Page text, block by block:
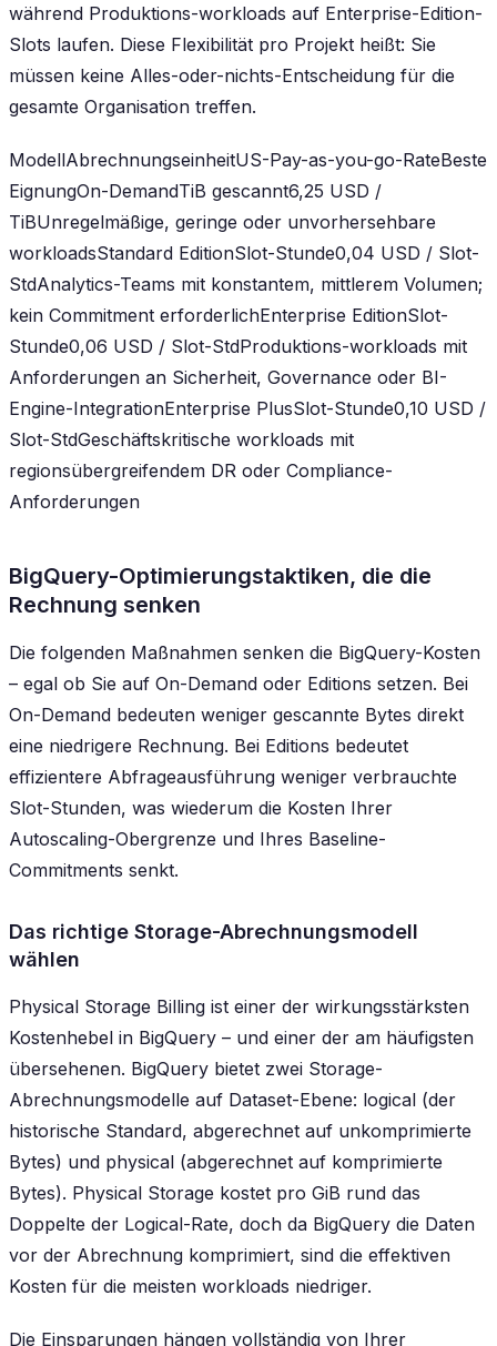
während Produktions-workloads auf Enterprise-Edition-
Slots laufen. Diese Flexibilität pro Projekt heißt: Sie
müssen keine Alles-oder-nichts-Entscheidung für die
gesamte Organisation treffen.
ModellAbrechnungseinheitUS-Pay-as-you-go-RateBeste
EignungOn-DemandTiB gescannt6,25 USD /
TiBUnregelmäßige, geringe oder unvorhersehbare
workloadsStandard EditionSlot-Stunde0,04 USD / Slot-
StdAnalytics-Teams mit konstantem, mittlerem Volumen;
kein Commitment erforderlichEnterprise EditionSlot-
Stunde0,06 USD / Slot-StdProduktions-workloads mit
Anforderungen an Sicherheit, Governance oder BI-
Engine-IntegrationEnterprise PlusSlot-Stunde0,10 USD /
Slot-StdGeschäftskritische workloads mit
regionsübergreifendem DR oder Compliance-
Anforderungen
BigQuery-Optimierungstaktiken, die die
Rechnung senken
Die folgenden Maßnahmen senken die BigQuery-Kosten
– egal ob Sie auf On-Demand oder Editions setzen. Bei
On-Demand bedeuten weniger gescannte Bytes direkt
eine niedrigere Rechnung. Bei Editions bedeutet
effizientere Abfrageausführung weniger verbrauchte
Slot-Stunden, was wiederum die Kosten Ihrer
Autoscaling-Obergrenze und Ihres Baseline-
Commitments senkt.
Das richtige Storage-Abrechnungsmodell
wählen
Physical Storage Billing ist einer der wirkungsstärksten
Kostenhebel in BigQuery – und einer der am häufigsten
übersehenen. BigQuery bietet zwei Storage-
Abrechnungsmodelle auf Dataset-Ebene: logical (der
historische Standard, abgerechnet auf unkomprimierte
Bytes) und physical (abgerechnet auf komprimierte
Bytes). Physical Storage kostet pro GiB rund das
Doppelte der Logical-Rate, doch da BigQuery die Daten
vor der Abrechnung komprimiert, sind die effektiven
Kosten für die meisten workloads niedriger.
Die Einsparungen hängen vollständig von Ihrer